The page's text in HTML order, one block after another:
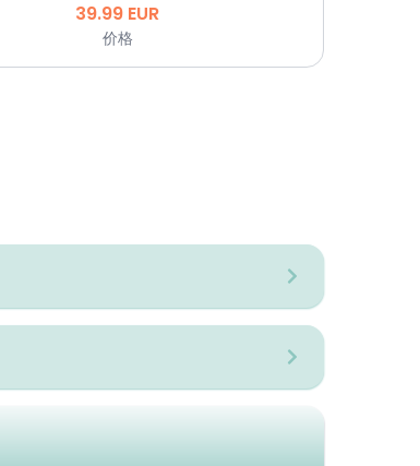
39.99 EUR
价格